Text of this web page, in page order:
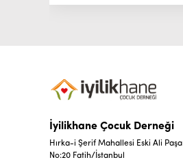
İyilikhane Çocuk Derneği
Hırka-i Şerif Mahallesi Eski Ali
No:20 Fatih/